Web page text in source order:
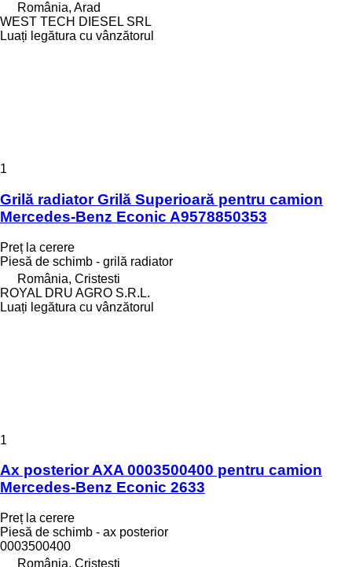
România, Arad
WEST TECH DIESEL SRL
Luați legătura cu vânzătorul
1
Grilă radiator Grilă Superioară pentru camion
Mercedes-Benz Econic A9578850353
Preț la cerere
Piesă de schimb - grilă radiator
România, Cristesti
ROYAL DRU AGRO S.R.L.
Luați legătura cu vânzătorul
1
Ax posterior AXA 0003500400 pentru camion
Mercedes-Benz Econic 2633
Preț la cerere
Piesă de schimb - ax posterior
0003500400
România, Cristesti